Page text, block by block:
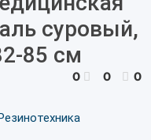
суровый,
85 см
0 0
0